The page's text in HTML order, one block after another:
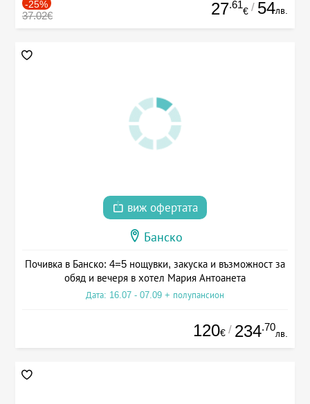
-25%
37.02€ 27.61
€ / 54лв.
виж офертата
Банско
Почивка в Банско: 4=5 нощувки, закуска и възможност за
обяд и вечеря в хотел Мария Антоанета
Дата: 16.07 - 07.09 + полупансион
120€ / 234.70
лв.